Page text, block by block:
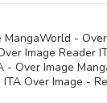
-
Image Reader
Over Image
Over Image -